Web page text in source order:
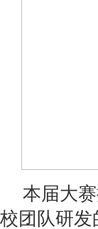
本届大
校团队研发